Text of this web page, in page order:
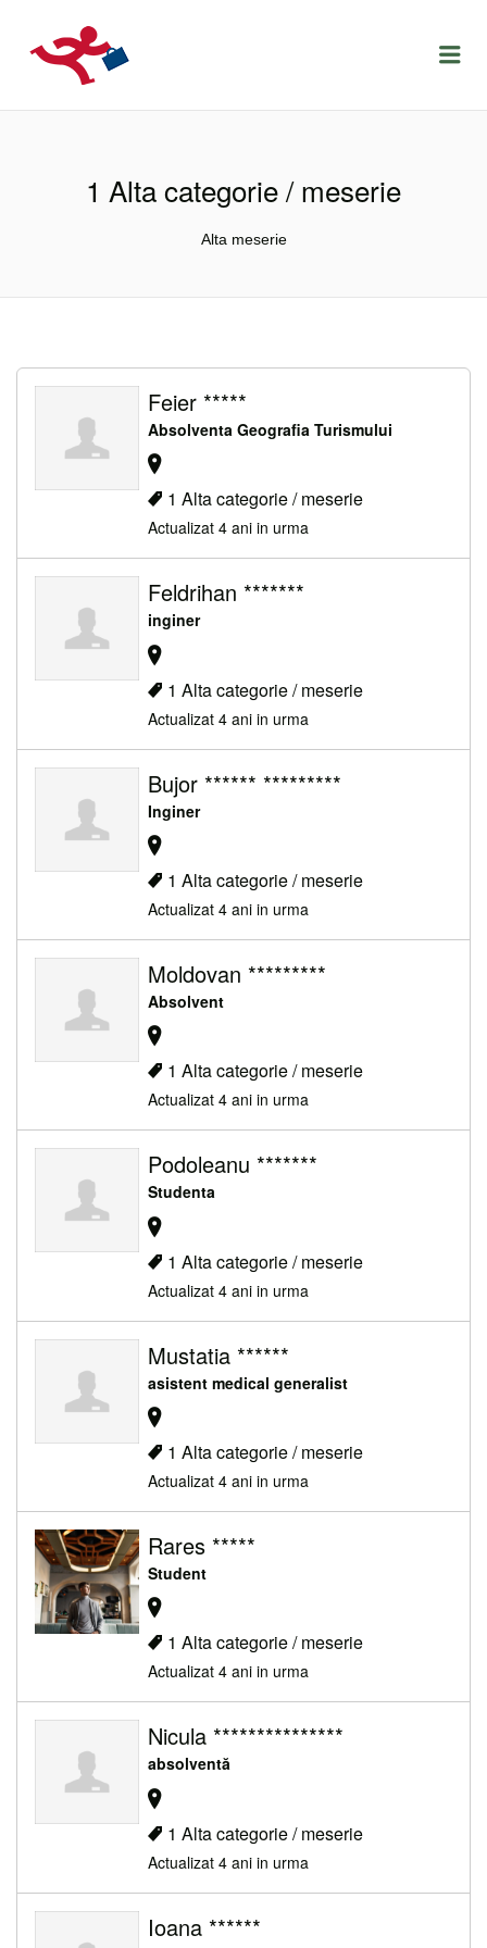
LOCURIDEMUNCACLUJ.NET
1 Alta categorie / meserie
Alta meserie
Feier *****
Absolventa Geografia Turismului
1 Alta categorie / meserie
Actualizat 4 ani in urma
Feldrihan *******
inginer
1 Alta categorie / meserie
Actualizat 4 ani in urma
Bujor ****** *********
Inginer
1 Alta categorie / meserie
Actualizat 4 ani in urma
Moldovan *********
Absolvent
1 Alta categorie / meserie
Actualizat 4 ani in urma
Podoleanu *******
Studenta
1 Alta categorie / meserie
Actualizat 4 ani in urma
Mustatia ******
asistent medical generalist
1 Alta categorie / meserie
Actualizat 4 ani in urma
Rares *****
Student
1 Alta categorie / meserie
Actualizat 4 ani in urma
Nicula ***************
absolventă
1 Alta categorie / meserie
Actualizat 4 ani in urma
Ioana ******